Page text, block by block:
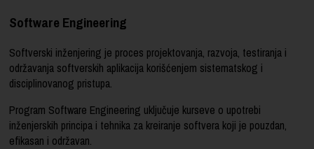
Software Engineering
Softverski inženjering je proces projektovanja, razvoja, testiranja i
održavanja softverskih aplikacija korišćenjem sistematskog i
disciplinovanog pristupa.
Program Software Engineering uključuje kurseve o upotrebi
inženjerskih principa i tehnika za kreiranje softvera koji je pouzdan,
efikasan i održavan.